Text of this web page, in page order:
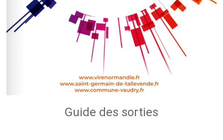
Guide des sorties